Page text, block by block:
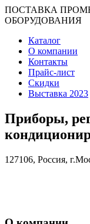
ПОСТАВКА
ОБОРУДОВАНИЯ
Каталог
О компании
Контакты
Прайс-лист
Скидки
Выставка 2023
Приборы,
127106, Россия,